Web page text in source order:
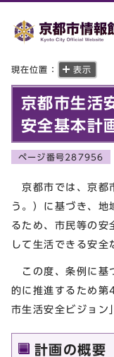
現在位置： 表示
京都市生活
安全基本計
ページ番号287956
京都市では、京都
う。）に基づき、地
るため、市民等の安
して生活できる安全
この度、条例に基
的に推進するため第
市生活安全ビジョン
計画の概要